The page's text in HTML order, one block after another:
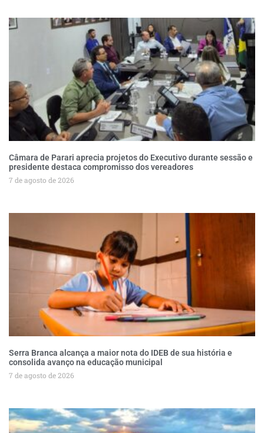
Câmara de Parari aprecia projetos do Executivo durante sessão e
presidente destaca compromisso dos vereadores
7 de agosto de 2026
Serra Branca alcança a maior nota do IDEB de sua história e
consolida avanço na educação municipal
7 de agosto de 2026